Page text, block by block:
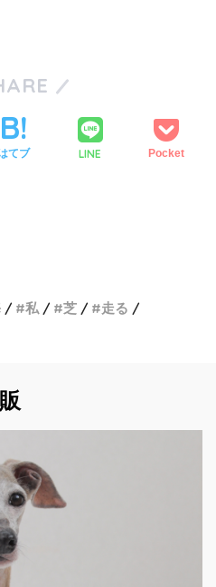
てブ LINE Pocket
私 芝
走る